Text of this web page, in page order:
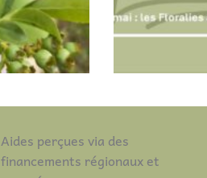
Aides perçues via des
financements régionaux et